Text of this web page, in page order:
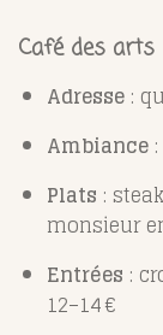
Café des arts
Adresse :
Ambiance
Plats :
monsieur
Entrées :
12–14 €